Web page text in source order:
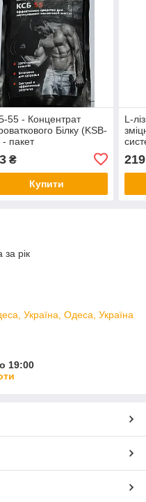
55 - Концентрат
Білку (KSB-
пакет
₴
Купити
L-
219
за рік
Україна, Одеса, Україна
19:00